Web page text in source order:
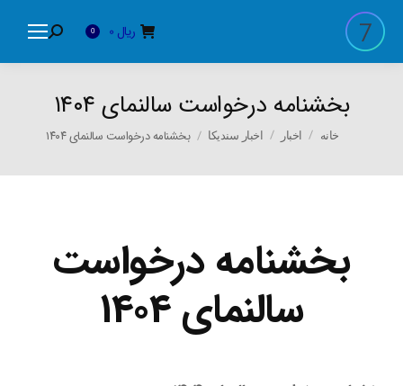
ریال 0
Search:
بخشنامه درخواست سالنمای ۱۴۰۴
You are here:
خانه اخبار اخبار سندیکا بخشنامه درخواست سالنمای ۱۴۰۴
بخشنامه درخواست
سالنمای ۱۴۰۴